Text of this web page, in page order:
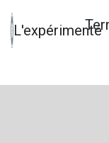
L'expérimenté